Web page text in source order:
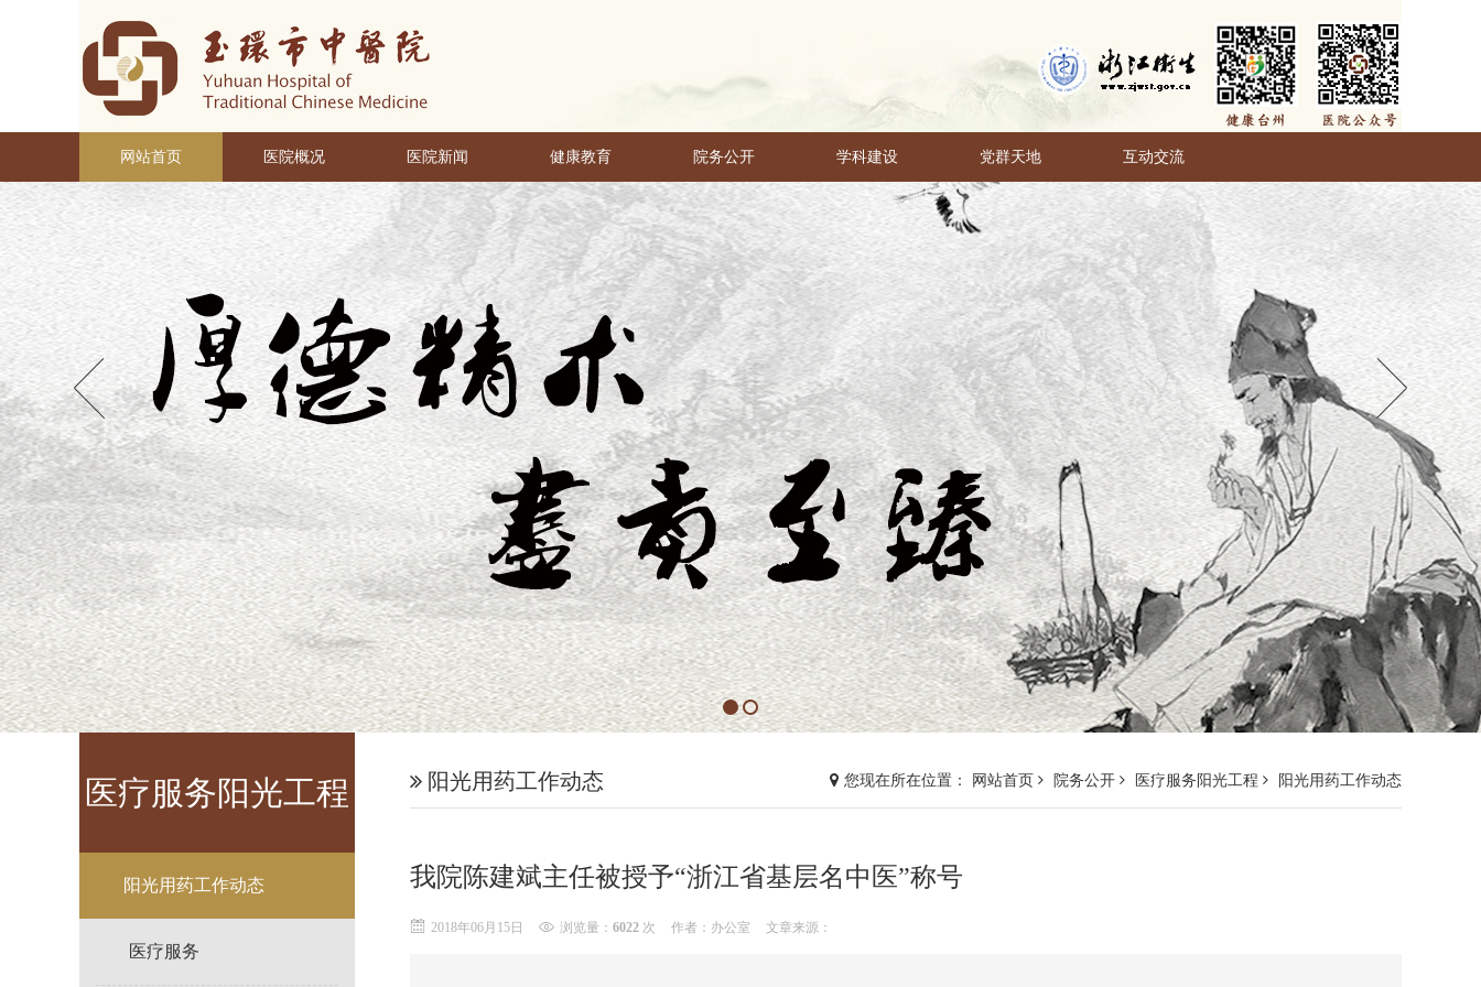
网站首页 医院概况 医院新闻 健康教育 院务公开 学科建设 党群天地 互动交流
医疗服务阳光工程
阳光用药工作动态
医疗服务
您现在所在位置： 网站首页 院务公开 医疗服务阳光工程 阳光用药工作动态
阳光用药工作动态
我院陈建斌主任被授予“浙江省基层名中医”称号
2018年06月15日 浏览量： 6022 次 作者：办公室 文章来源：